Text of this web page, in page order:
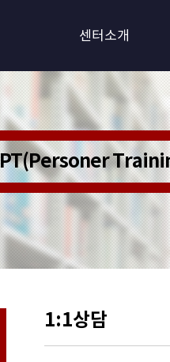
센터소개
PT(Personer
1:1상담